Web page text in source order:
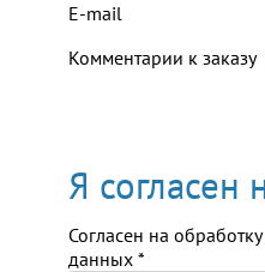
E-mail
Комментарии к заказу
Я согласен
Согласен на обработку
данных *